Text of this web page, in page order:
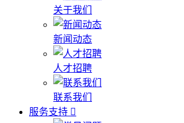
关于我们
新闻动态
人才招聘
联系我们
服务支持